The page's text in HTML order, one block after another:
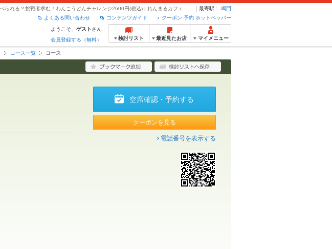
最寄駅：
鳴門
クーポン 予約 ホットペッパー
コンテンツガイド
よくある問い合わせ
ようこそ、 ゲスト さん
会員登録する（無料）
検討リスト 最近見たお店 マイメニュー
コース一覧 コース
空席確認・予約する
クーポンを見る
電話番号を表示する